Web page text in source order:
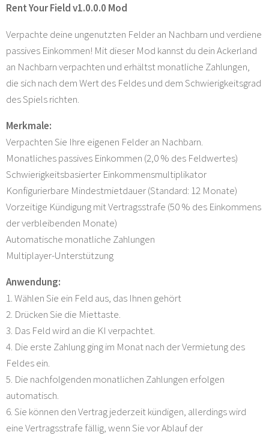
Rent Your Field v1.0.0.0 Mod
Verpachte deine ungenutzten Felder an Nachbarn und verdiene
passives Einkommen! Mit dieser Mod kannst du dein Ackerland
an Nachbarn verpachten und erhältst monatliche Zahlungen,
die sich nach dem Wert des Feldes und dem Schwierigkeitsgrad
des Spiels richten.
Merkmale:
Verpachten Sie Ihre eigenen Felder an Nachbarn.
Monatliches passives Einkommen (2,0 % des Feldwertes)
Schwierigkeitsbasierter Einkommensmultiplikator
Konfigurierbare Mindestmietdauer (Standard: 12 Monate)
Vorzeitige Kündigung mit Vertragsstrafe (50 % des Einkommens
der verbleibenden Monate)
Automatische monatliche Zahlungen
Multiplayer-Unterstützung
Anwendung:
1. Wählen Sie ein Feld aus, das Ihnen gehört
2. Drücken Sie die Miettaste.
3. Das Feld wird an die KI verpachtet.
4. Die erste Zahlung ging im Monat nach der Vermietung des
Feldes ein.
5. Die nachfolgenden monatlichen Zahlungen erfolgen
automatisch.
6. Sie können den Vertrag jederzeit kündigen, allerdings wird
eine Vertragsstrafe fällig, wenn Sie vor Ablauf der